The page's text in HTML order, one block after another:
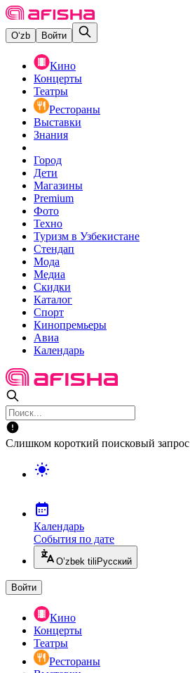
O‘zb Войти
Кино
Концерты
Театры
Рестораны
Выставки
Знания
Город
Дети
Магазины
Premium
Фото
Техно
Туризм в Узбекистане
Стендап
Мода
Медиа
Скидки
Каталог
Спорт
Кинопремьеры
Авиа
Календарь
Слишком короткий поисковый запрос
Календарь
События по дате
O’zbek tili Русский
Войти
Кино
Концерты
Театры
Рестораны